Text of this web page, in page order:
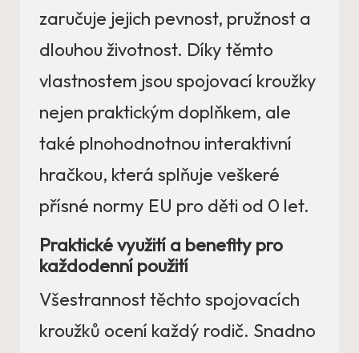
zaručuje jejich pevnost, pružnost a
dlouhou životnost. Díky těmto
vlastnostem jsou spojovací kroužky
nejen praktickým doplňkem, ale
také plnohodnotnou interaktivní
hračkou, která splňuje veškeré
přísné normy EU pro děti od 0 let.
Praktické využití a benefity pro
každodenní použití
Všestrannost těchto spojovacích
kroužků ocení každý rodič. Snadno